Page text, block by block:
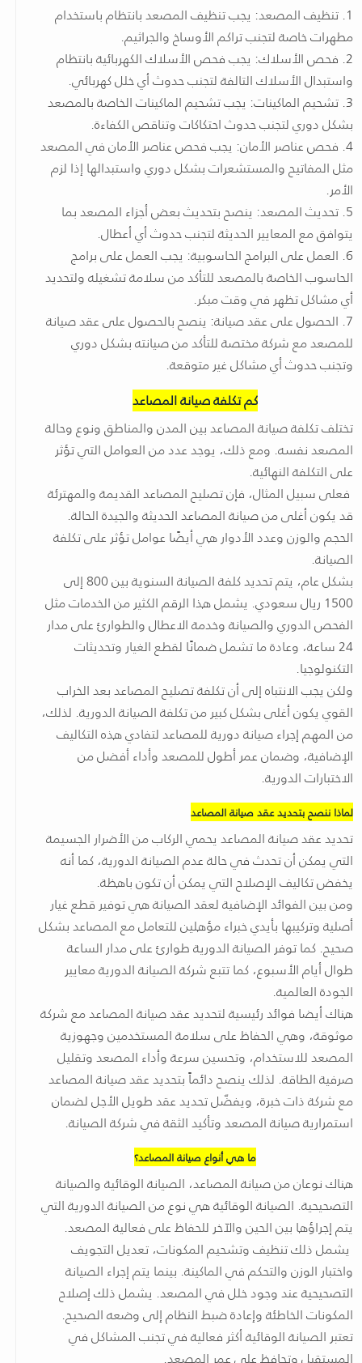
1. تنظيف المصعد: يجب تنظيف المصعد بانتظام باستخدام
مطهرات خاصة لتجنب تراكم الأوساخ والجراثيم.
2. فحص الأسلاك: يجب فحص الأسلاك الكهربائية بانتظام
واستبدال الأسلاك التالفة لتجنب حدوث أي خلل كهربائي.
3. تشحيم الماكينات: يجب تشحيم الماكينات الخاصة بالمصعد
بشكل دوري لتجنب حدوث احتكاكات وتناقص الكفاءة.
4. فحص عناصر الأمان: يجب فحص عناصر الأمان في المصعد
مثل المفاتيح والمستشعرات بشكل دوري واستبدالها إذا لزم
الأمر.
5. تحديث المصعد: ينصح بتحديث بعض أجزاء المصعد بما
يتوافق مع المعايير الحديثة لتجنب حدوث أي أعطال.
6. العمل على البرامج الحاسوبية: يجب العمل على برامج
الحاسوب الخاصة بالمصعد للتأكد من سلامة تشغيله ولتحديد
أي مشاكل تظهر في وقت مبكر.
7. الحصول على عقد صيانة: ينصح بالحصول على عقد صيانة
للمصعد مع شركة مختصة للتأكد من صيانته بشكل دوري
وتجنب حدوث أي مشاكل غير متوقعة.
كم تكلفة صيانة المصاعد
تختلف تكلفة صيانة المصاعد بين المدن والمناطق ونوع وحالة
المصعد نفسه. ومع ذلك، يوجد عدد من العوامل التي تؤثر
على التكلفة النهائية.
فعلى سبيل المثال، فإن تصليح المصاعد القديمة والمهترئة
قد يكون أغلى من صيانة المصاعد الحديثة والجيدة الحالة.
الحجم والوزن وعدد الأدوار هي أيضًا عوامل تؤثر على تكلفة
الصيانة.
بشكل عام، يتم تحديد كلفة الصيانة السنوية بين 800 إلى
1500 ريال سعودي. يشمل هذا الرقم الكثير من الخدمات مثل
الفحص الدوري والصيانة وخدمة الاعطال والطوارئ على مدار
24 ساعة، وعادة ما تشمل ضمانًا لقطع الغيار وتحديثات
التكنولوجيا.
ولكن يجب الانتباه إلى أن تكلفة تصليح المصاعد بعد الخراب
القوي يكون أغلى بشكل كبير من تكلفة الصيانة الدورية. لذلك،
من المهم إجراء صيانة دورية للمصاعد لتفادي هذه التكاليف
الإضافية، وضمان عمر أطول للمصعد وأداء أفضل من
الاختبارات الدورية.
لماذا ننصح بتحديد عقد صيانة المصاعد
تحديد عقد صيانة المصاعد يحمي الركاب من الأضرار الجسيمة
التي يمكن أن تحدث في حالة عدم الصيانة الدورية، كما أنه
يخفض تكاليف الإصلاح التي يمكن أن تكون باهظة.
ومن بين الفوائد الإضافية لعقد الصيانة هي توفير قطع غيار
أصلية وتركيبها بأيدي خبراء مؤهلين للتعامل مع المصاعد بشكل
صحيح. كما توفر الصيانة الدورية طوارئ على مدار الساعة
طوال أيام الأسبوع، كما تتبع شركة الصيانة الدورية معايير
الجودة العالمية.
هناك أيضا فوائد رئيسية لتحديد عقد صيانة المصاعد مع شركة
موثوقة، وهي الحفاظ على سلامة المستخدمين وجهوزية
المصعد للاستخدام، وتحسين سرعة وأداء المصعد وتقليل
صرفية الطاقة. لذلك ينصح دائماً بتحديد عقد صيانة المصاعد
مع شركة ذات خبرة، ويفضّل تحديد عقد طويل الأجل لضمان
استمرارية صيانة المصعد وتأكيد الثقة في شركة الصيانة.
ما هي أنواع صيانة المصاعد؟
هناك نوعان من صيانة المصاعد، الصيانة الوقائية والصيانة
التصحيحية. الصيانة الوقائية هي نوع من الصيانة الدورية التي
يتم إجراؤها بين الحين والآخر للحفاظ على فعالية المصعد.
يشمل ذلك تنظيف وتشحيم المكونات، تعديل التجويف
واختبار الوزن والتحكم في الماكينة. بينما يتم إجراء الصيانة
التصحيحية عند وجود خلل في المصعد. يشمل ذلك إصلاح
المكونات الخاطئة وإعادة ضبط النظام إلى وضعه الصحيح.
تعتبر الصيانة الوقائية أكثر فعالية في تجنب المشاكل في
المستقبل وتحافظ على عمر المصعد.